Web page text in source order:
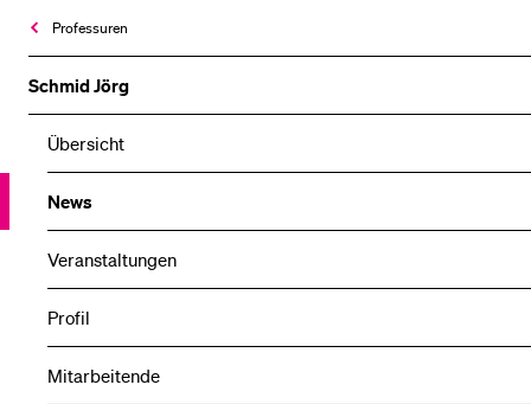
Professuren
Schmid Jörg
Übersicht
News
Veranstaltungen
Profil
Mitarbeitende